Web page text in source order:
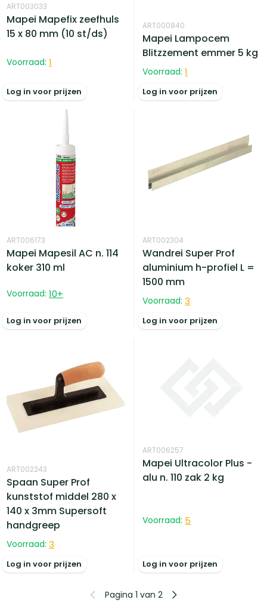
ART003033
Mapei Mapefix zeefhuls
15 x 80 mm (10 st/ds)
Voorraad: 1
Log in voor prijzen
ART000840
Mapei Lampocem
Blitzzement emmer 5 kg
Voorraad: 1
Log in voor prijzen
ART006173
Mapei Mapesil AC n. 114
koker 310 ml
Voorraad: 10+
Log in voor prijzen
ART002304
Wandrei Super Prof
aluminium h-profiel L =
1500 mm
Voorraad: 3
Log in voor prijzen
ART002243
Spaan Super Prof
kunststof middel 280 x
140 x 3mm Supersoft
handgreep
Voorraad: 3
Log in voor prijzen
ART006257
Mapei Ultracolor Plus -
alu n. 110 zak 2 kg
Voorraad: 5
Log in voor prijzen
Pagina 1 van 2